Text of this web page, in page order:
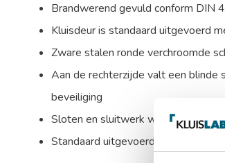
Brandwerend gevuld conform DIN
Kluisdeur is standaard uitgevoerd
Zware stalen ronde verchroomde
Aan de rechterzijde valt een blinde
beveiliging
Sloten en sluitwerk worden
Standaard uitgevoerd met 1 in